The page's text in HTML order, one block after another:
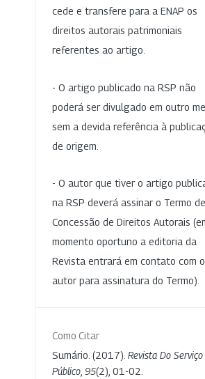
cede e transfere para a ENAP os
direitos autorais patrimoniais
referentes ao artigo.
- O artigo publicado na RSP não
poderá ser divulgado em outro
sem a devida referência à
de origem.
- O autor que tiver o artigo
na RSP deverá assinar o Termo de
Concessão de Direitos Autorais
momento oportuno a editoria da
Revista entrará em contato com o
autor para assinatura do Termo).
Como Citar
Sumário. (2017). Revista Do Serviço
Público 95(2), 01-02.